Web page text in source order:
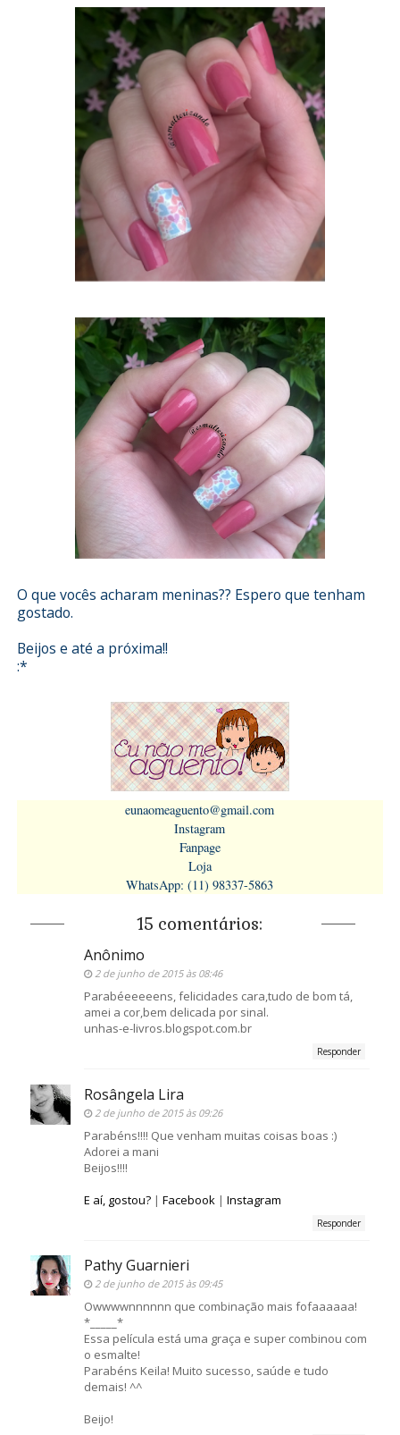
O que vocês acharam meninas?? Espero que tenham
gostado.
Beijos e até a próxima!!
:*
eunaomeaguento@gmail.com
Instagram
Fanpage
Loja
WhatsApp: (11) 98337-5863
15 comentários:
Anônimo
2 de junho de 2015 às 08:46
Parabéeeeeens, felicidades cara,tudo de bom tá,
amei a cor,bem delicada por sinal.
unhas-e-livros.blogspot.com.br
Responder
Rosângela Lira
2 de junho de 2015 às 09:26
Parabéns!!!! Que venham muitas coisas boas :)
Adorei a mani
Beijos!!!!
E aí, gostou?| Facebook | Instagram
Responder
Pathy Guarnieri
2 de junho de 2015 às 09:45
Owwwwnnnnnn que combinação mais fofaaaaaa!
*_____*
Essa película está uma graça e super combinou com
o esmalte!
Parabéns Keila! Muito sucesso, saúde e tudo
demais! ^^
Beijo!